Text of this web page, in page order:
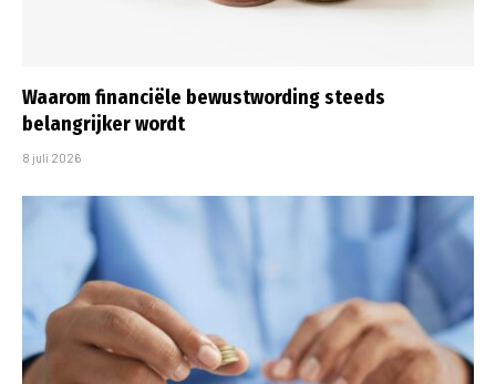
Waarom financiële bewustwording steeds
belangrijker wordt
8 juli 2026